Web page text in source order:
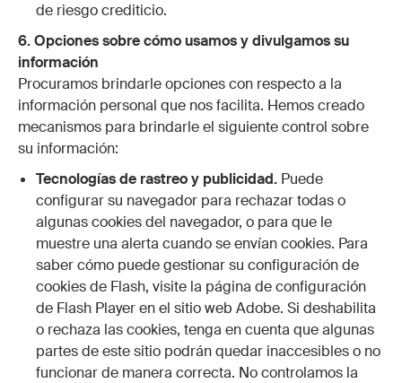
de riesgo crediticio.
6. Opciones sobre cómo usamos y divulgamos su
información
Procuramos brindarle opciones con respecto a la
información personal que nos facilita. Hemos creado
mecanismos para brindarle el siguiente control sobre
su información:
Tecnologías de rastreo y publicidad. Puede
configurar su navegador para rechazar todas o
algunas cookies del navegador, o para que le
muestre una alerta cuando se envían cookies. Para
saber cómo puede gestionar su configuración de
cookies de Flash, visite la página de configuración
de Flash Player en el sitio web Adobe. Si deshabilita
o rechaza las cookies, tenga en cuenta que algunas
partes de este sitio podrán quedar inaccesibles o no
funcionar de manera correcta. No controlamos la